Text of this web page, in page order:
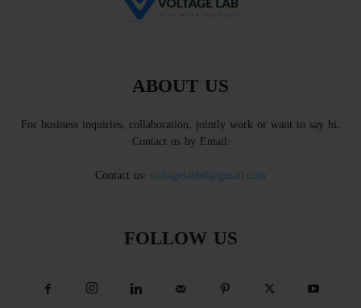
ABOUT US
For business inquiries, collaboration, jointly work or want to say hi,
Contact us by Email:
Contact us: voltagelabbd@gmail.com
FOLLOW US